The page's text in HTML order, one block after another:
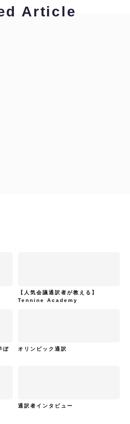
Article
【人気会議通訳者が教える】
Tennine Academy
ぼ
オリンピック通訳
通訳者インタビュー